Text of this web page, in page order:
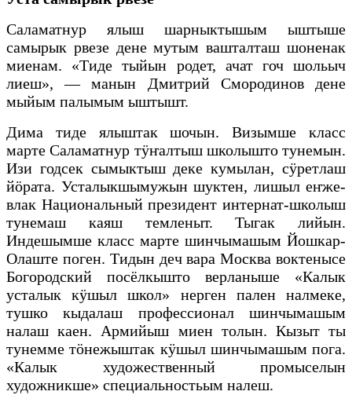
Саламатнур ялыш шарныктышым ыштыше
самырык рвезе дене мутым вашталташ шоненак
миенам. «Тиде тыйын родет, ачат гоч шольыч
лиеш», — манын Дмитрий Смородинов дене
мыйым палымым ыштышт.
Дима тиде ялыштак шочын. Визымше класс
марте Саламатнур тӱҥалтыш школышто тунемын.
Изи годсек сымыктыш деке кумылан, сӱретлаш
йӧрата. Усталыкшымужын шуктен, лишыл еҥже-
влак Национальный президент интернат-школыш
тунемаш каяш темленыт. Тыгак лийын.
Индешымше класс марте шинчымашым Йошкар-
Олаште поген. Тидын деч вара Москва воктенысе
Богородский посёлкышто верланыше «Калык
усталык кӱшыл школ» нерген пален налмеке,
тушко кыдалаш профессионал шинчымашым
налаш каен. Армийыш миен толын. Кызыт ты
тунемме тӧнежыштак кӱшыл шинчымашым пога.
«Калык художественный промыселын
художникше» специальностьым налеш.